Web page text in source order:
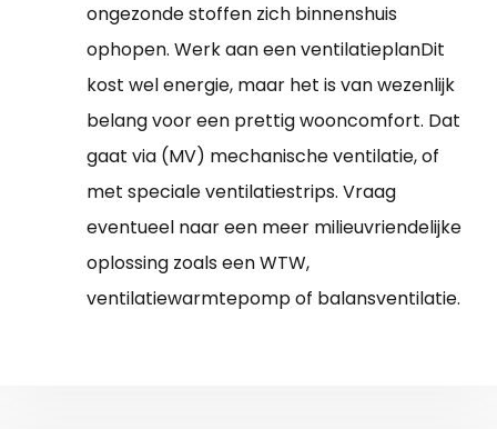
ongezonde stoffen zich binnenshuis
ophopen. Werk aan een ventilatieplanDit
kost wel energie, maar het is van wezenlijk
belang voor een prettig wooncomfort. Dat
gaat via (MV) mechanische ventilatie, of
met speciale ventilatiestrips. Vraag
eventueel naar een meer milieuvriendelijke
oplossing zoals een WTW,
ventilatiewarmtepomp of balansventilatie.